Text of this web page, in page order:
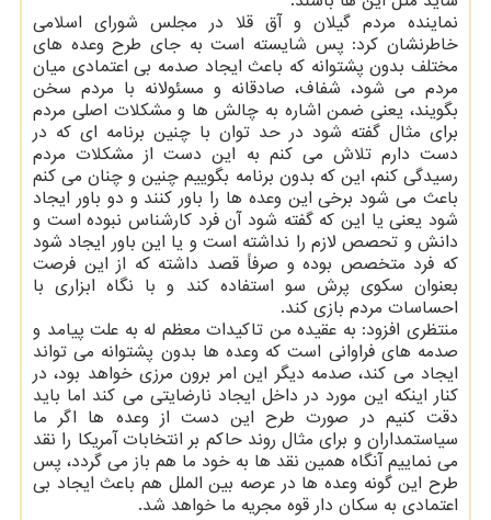
نماینده مردم گیلان و آق قلا در مجلس شورای اسلامی
خاطرنشان کرد: پس شایسته است به جای طرح وعده های
مختلف بدون پشتوانه که باعث ایجاد صدمه بی اعتمادی میان
مردم می شود، شفاف، صادقانه و مسئولانه با مردم سخن
بگویند، یعنی ضمن اشاره به چالش ها و مشکلات اصلی مردم
برای مثال گفته شود در حد توان با چنین برنامه ای که در
دست دارم تلاش می کنم به این دست از مشکلات مردم
رسیدگی کنم، این که بدون برنامه بگوییم چنین و چنان می کنم
باعث می شود برخی این وعده ها را باور کنند و دو باور ایجاد
شود یعنی یا این که گفته شود آن فرد کارشناس نبوده است و
دانش و تحصص لازم را نداشته است و یا این باور ایجاد شود
که فرد متخصص بوده و صرفاً قصد داشته که از این فرصت
بعنوان سکوی پرش سو استفاده کند و با نگاه ابزاری با
احساسات مردم بازی کند.
منتظری افزود: به عقیده من تاکیدات معظم له به علت پیامد و
صدمه های فراوانی است که وعده ها بدون پشتوانه می تواند
ایجاد می کند، صدمه دیگر این امر برون مرزی خواهد بود، در
کنار اینکه این مورد در داخل ایجاد نارضایتی می کند اما باید
دقت کنیم در صورت طرح این دست از وعده ها اگر ما
سیاستمداران و برای مثال روند حاکم بر انتخابات آمریکا را نقد
می نماییم آنگاه همین نقد ها به خود ما هم باز می گردد، پس
طرح این گونه وعده ها در عرصه بین الملل هم باعث ایجاد بی
اعتمادی به سکان دار قوه مجریه ما خواهد شد.